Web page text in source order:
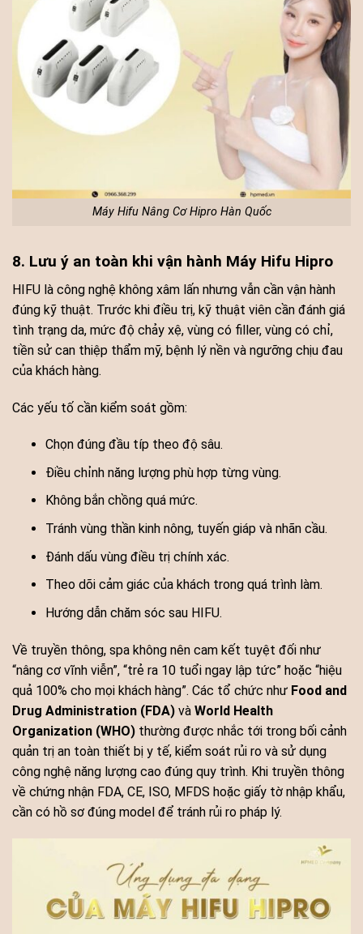
Máy Hifu Nâng Cơ Hipro Hàn Quốc
8. Lưu ý an toàn khi vận hành Máy Hifu Hipro
HIFU là công nghệ không xâm lấn nhưng vẫn cần vận hành
đúng kỹ thuật. Trước khi điều trị, kỹ thuật viên cần đánh giá
tình trạng da, mức độ chảy xệ, vùng có filler, vùng có chỉ,
tiền sử can thiệp thẩm mỹ, bệnh lý nền và ngưỡng chịu đau
của khách hàng.
Các yếu tố cần kiểm soát gồm:
Chọn đúng đầu típ theo độ sâu.
Điều chỉnh năng lượng phù hợp từng vùng.
Không bắn chồng quá mức.
Tránh vùng thần kinh nông, tuyến giáp và nhãn cầu.
Đánh dấu vùng điều trị chính xác.
Theo dõi cảm giác của khách trong quá trình làm.
Hướng dẫn chăm sóc sau HIFU.
Về truyền thông, spa không nên cam kết tuyệt đối như
“nâng cơ vĩnh viễn”, “trẻ ra 10 tuổi ngay lập tức” hoặc “hiệu
quả 100% cho mọi khách hàng”. Các tổ chức như Food and
Drug Administration (FDA) và World Health
Organization (WHO) thường được nhắc tới trong bối cảnh
quản trị an toàn thiết bị y tế, kiểm soát rủi ro và sử dụng
công nghệ năng lượng cao đúng quy trình. Khi truyền thông
về chứng nhận FDA, CE, ISO, MFDS hoặc giấy tờ nhập khẩu,
cần có hồ sơ đúng model để tránh rủi ro pháp lý.